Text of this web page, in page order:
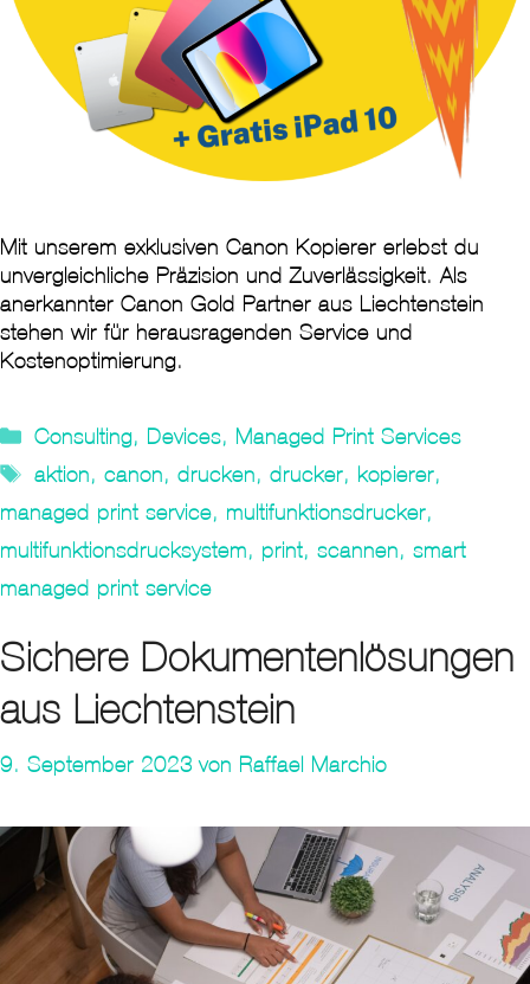
Mit unserem exklusiven Canon Kopierer erlebst du
unvergleichliche Präzision und Zuverlässigkeit. Als
anerkannter Canon Gold Partner aus Liechtenstein
stehen wir für herausragenden Service und
Kostenoptimierung.
Kategorien
Consulting, Devices, Managed Print Services
Tags
aktion, canon, drucken, drucker, kopierer,
managed print service, multifunktionsdrucker,
multifunktionsdrucksystem, print, scannen, smart
managed print service
Sichere Dokumentenlösungen
aus Liechtenstein
9. September 2023 von Raffael Marchio